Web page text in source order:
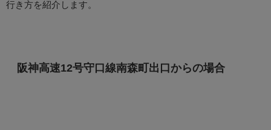
行き方を紹介します。
阪神高速12号守口線南森町出口からの場合